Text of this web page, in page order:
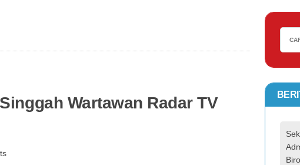
Wartawan Radar TV